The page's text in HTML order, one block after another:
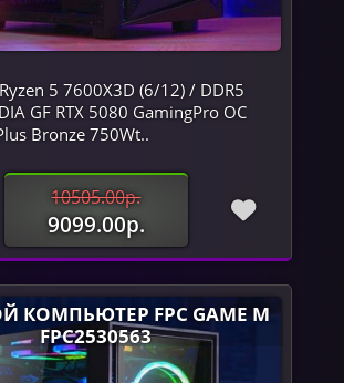
5 7600X3D (6/12) / DDR5
GF RTX 5080 GamingPro OC
Bronze 750Wt..
10505.00р.
9099.00р.
КОМПЬЮТЕР FPC GAME M
FPC2530563